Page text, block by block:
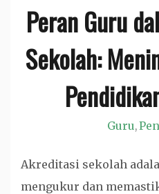
Peran Guru
Sekolah:
Guru,
Akreditasi sekolah
mengukur dan